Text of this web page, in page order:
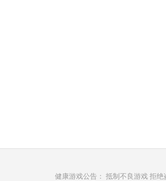
健康游戏公告： 抵制不良游戏 拒